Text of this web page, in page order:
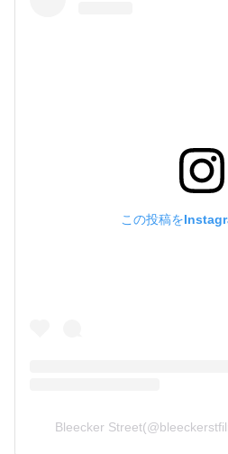
この投稿を
Bleecker